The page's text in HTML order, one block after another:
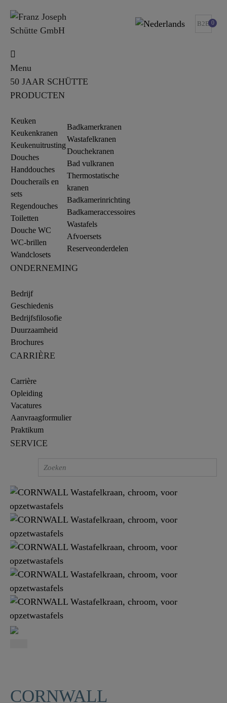
B2B 0
Menu
50 JAAR SCHÜTTE
PRODUCTEN
Keuken
Keukenkranen
Keukenuitrusting
Douches
Handdouches
Doucherails en
sets
Regendouches
Toiletten
Douche WC
WC-brillen
Wandclosets
Badkamerkranen
Wastafelkranen
Douchekranen
Bad vulkranen
Thermostatische
kranen
Badkamerinrichting
Badkameraccessoires
Wastafels
Afvoersets
Reserveonderdelen
ONDERNEMING
Bedrijf
Geschiedenis
Bedrijfsfilosofie
Duurzaamheid
Brochures
CARRIÈRE
Carrière
Opleiding
Vacatures
Aanvraagformulier
Praktikum
SERVICE
CORNWALL